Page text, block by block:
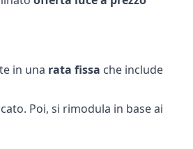
in una rata fissa che include
Poi, si rimodula in base ai